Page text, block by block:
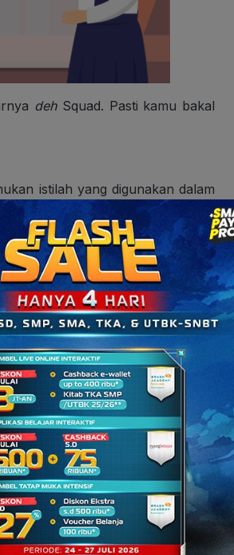
dehSquad. Pasti kamu bakal
istilah yang digunakan dalam
saja saat ingin mencari
Berguna banget kan
Squad?
tebal.
Indonesia?
(indeks nama) dan indeks
nama-nama pengarang atau
sama seperti dalamdaftar
pengarangnya punya gelar, nggak
yuk!